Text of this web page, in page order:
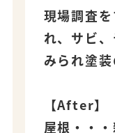
現場調査
れ、サビ
みられ塗
【After】
屋根・・